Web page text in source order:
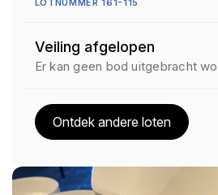
LOTNUMMER 161-115
Veiling afgelopen
Er kan geen bod uitgebracht
Ontdek andere loten